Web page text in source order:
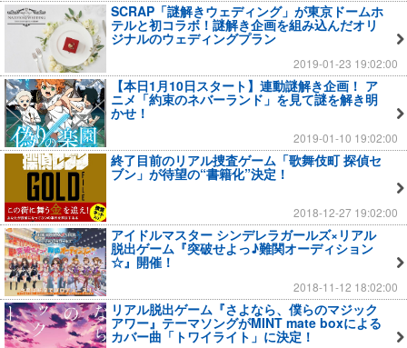
SCRAP「謎解きウェディング」が東京ドームホ
テルと初コラボ！謎解き企画を組み込んだオリ
ジナルのウェディングプラン
2019-01-23 19:02:00
【本日1月10日スタート】連動謎解き企画！ ア
ニメ「約束のネバーランド」を見て謎を解き明
かせ！
2019-01-10 19:02:00
終了目前のリアル捜査ゲーム「歌舞伎町 探偵セ
ブン」が待望の“書籍化”決定！
2018-12-27 19:02:00
アイドルマスター シンデレラガールズ×リアル
脱出ゲーム『突破せよっ♪難関オーディション
☆』開催！
2018-11-12 18:02:00
リアル脱出ゲーム『さよなら、僕らのマジック
アワー』テーマソングがMINT mate boxによる
カバー曲「トワイライト」に決定！